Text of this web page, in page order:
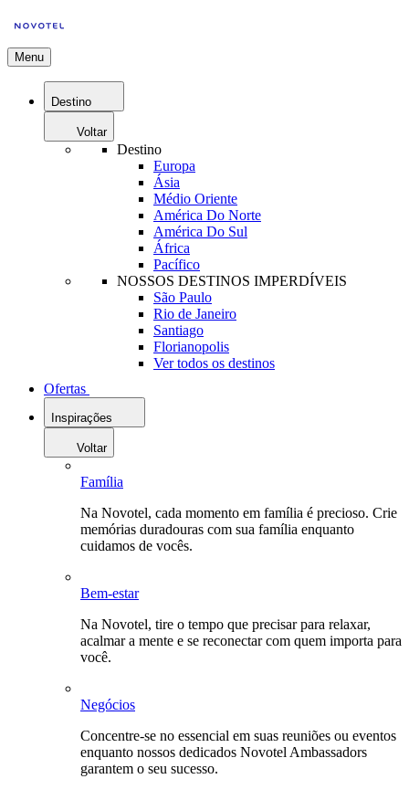
Menu
Destino
Voltar
Destino
Europa
Ásia
Médio Oriente
América Do Norte
América Do Sul
África
Pacífico
NOSSOS DESTINOS IMPERDÍVEIS
São Paulo
Rio de Janeiro
Santiago
Florianopolis
Ver todos os destinos
Ofertas
Inspirações
Voltar
Família
Na Novotel, cada momento em família é precioso. Crie
memórias duradouras com sua família enquanto
cuidamos de vocês.
Bem-estar
Na Novotel, tire o tempo que precisar para relaxar,
acalmar a mente e se reconectar com quem importa para
você.
Negócios
Concentre-se no essencial em suas reuniões ou eventos
enquanto nossos dedicados Novotel Ambassadors
garantem o seu sucesso.